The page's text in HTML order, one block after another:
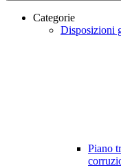
Categorie
Disposizioni
Piano